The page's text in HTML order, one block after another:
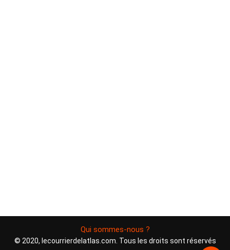
Qui sommes-nous ?
© 2020, lecourrierdelatlas.com. Tous les droits sont réservés